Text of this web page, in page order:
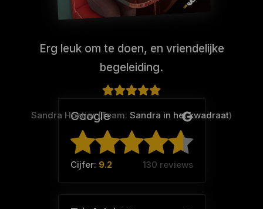
Erg leuk om te doen, en vriendelijke
begeleiding.
Sandra Hoetjer (Team: Sandra in het kwadraat)
Google
Cijfer: 9.2 130 reviews